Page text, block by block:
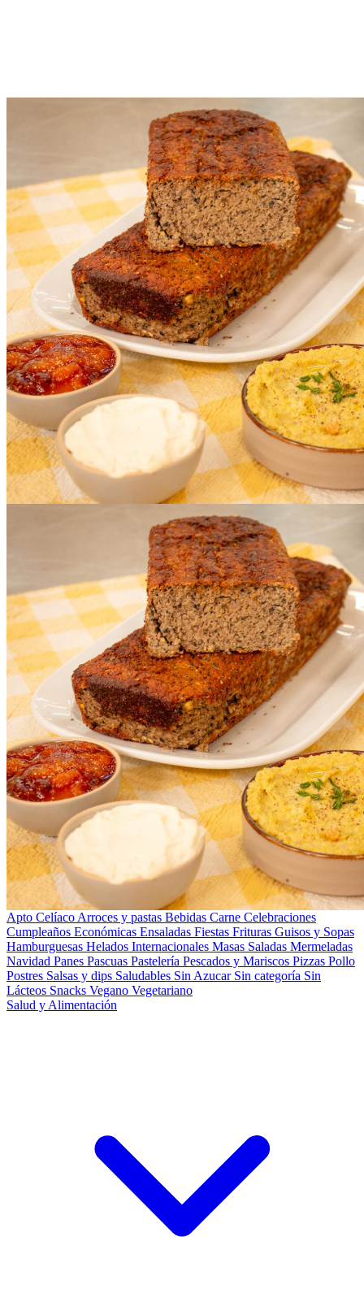
Apto Celíaco Arroces y pastas Bebidas Carne Celebraciones
Cumpleaños Económicas Ensaladas Fiestas Frituras Guisos y Sopas
Hamburguesas Helados Internacionales Masas Saladas Mermeladas
Navidad Panes Pascuas Pastelería Pescados y Mariscos Pizzas Pollo
Postres Salsas y dips Saludables Sin Azucar Sin categoría Sin
Lácteos Snacks Vegano Vegetariano
Salud y Alimentación